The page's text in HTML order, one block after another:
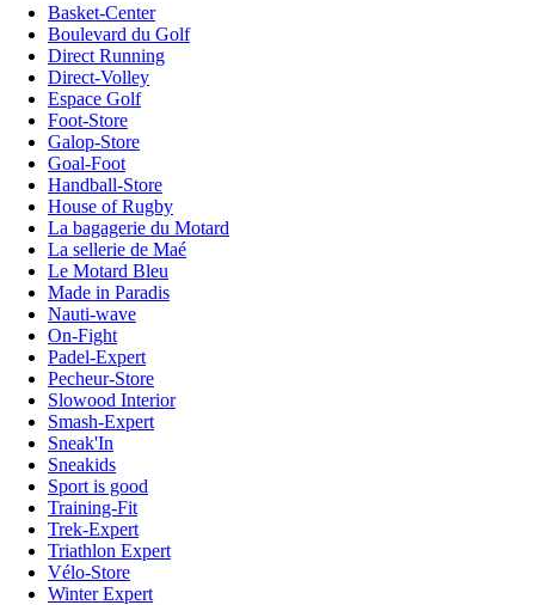
Basket-Center
Boulevard du Golf
Direct Running
Direct-Volley
Espace Golf
Foot-Store
Galop-Store
Goal-Foot
Handball-Store
House of Rugby
La bagagerie du Motard
La sellerie de Maé
Le Motard Bleu
Made in Paradis
Nauti-wave
On-Fight
Padel-Expert
Pecheur-Store
Slowood Interior
Smash-Expert
Sneak'In
Sneakids
Sport is good
Training-Fit
Trek-Expert
Triathlon Expert
Vélo-Store
Winter Expert